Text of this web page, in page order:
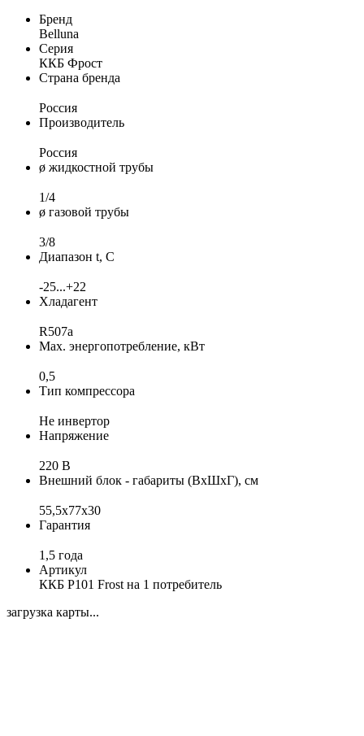
Бренд
Belluna
Серия
ККБ Фрост
Страна бренда
Россия
Производитель
Россия
ø жидкостной трубы
1/4
ø газовой трубы
3/8
Диапазон t, С
-25...+22
Хладагент
R507a
Max. энергопотребление, кВт
0,5
Тип компрессора
Не инвертор
Напряжение
220 В
Внешний блок - габариты (ВхШхГ), см
55,5x77x30
Гарантия
1,5 года
Артикул
ККБ Р101 Frost на 1 потребитель
загрузка карты...